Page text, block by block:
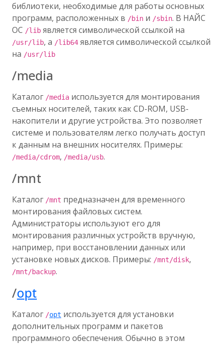
библиотеки, необходимые для работы основных
программ, расположенных в /bin и /sbin. В НАЙС
ОС /lib является символической ссылкой на
/usr/lib, а /lib64 является символической ссылкой
на /usr/lib
/media
Каталог /media используется для монтирования
съемных носителей, таких как CD-ROM, USB-
накопители и другие устройства. Это позволяет
системе и пользователям легко получать доступ
к данным на внешних носителях. Примеры:
/media/cdrom, /media/usb.
/mnt
Каталог /mnt предназначен для временного
монтирования файловых систем.
Администраторы используют его для
монтирования различных устройств вручную,
например, при восстановлении данных или
установке новых дисков. Примеры: /mnt/disk,
/mnt/backup.
/opt
Каталог /opt используется для установки
дополнительных программ и пакетов
программного обеспечения. Обычно в этом